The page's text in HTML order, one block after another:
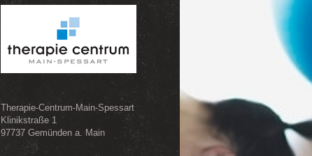
Therapie-Centrum-Main-Spessart
Klinikstraße 1
97737 Gemünden a. Main